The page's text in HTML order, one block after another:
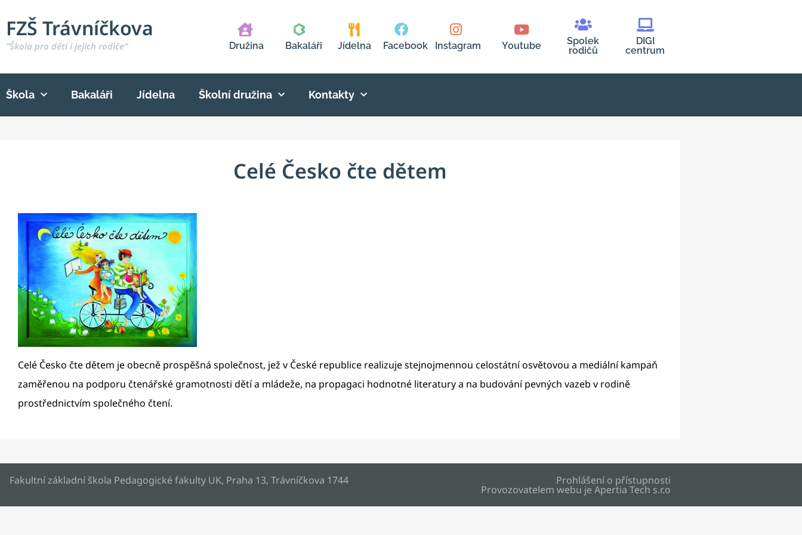
FZŠ Trávníčkova
“Škola pro děti i jejich rodiče“ Družina Bakaláři Jídelna Facebook Instagram Youtube
Spolek
rodičů
DIGI
centrum
Škola Bakaláři Jídelna Školní družina Kontakty
Celé Česko čte dětem
Celé Česko čte dětem je obecně prospěšná společnost, jež v České republice realizuje stejnojmennou celostátní osvětovou a mediální kampaň
zaměřenou na podporu čtenářské gramotnosti dětí a mládeže, na propagaci hodnotné literatury a na budování pevných vazeb v rodině
prostřednictvím společného čtení.
Fakultní základní škola Pedagogické fakulty UK, Praha 13, Trávníčkova 1744 Prohlášení o přístupnosti
Provozovatelem webu jeApertia Tech s.r.o